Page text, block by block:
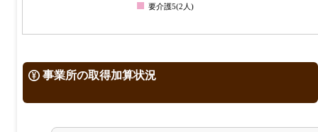
要介護5(2人)
事業所の取得加算状況